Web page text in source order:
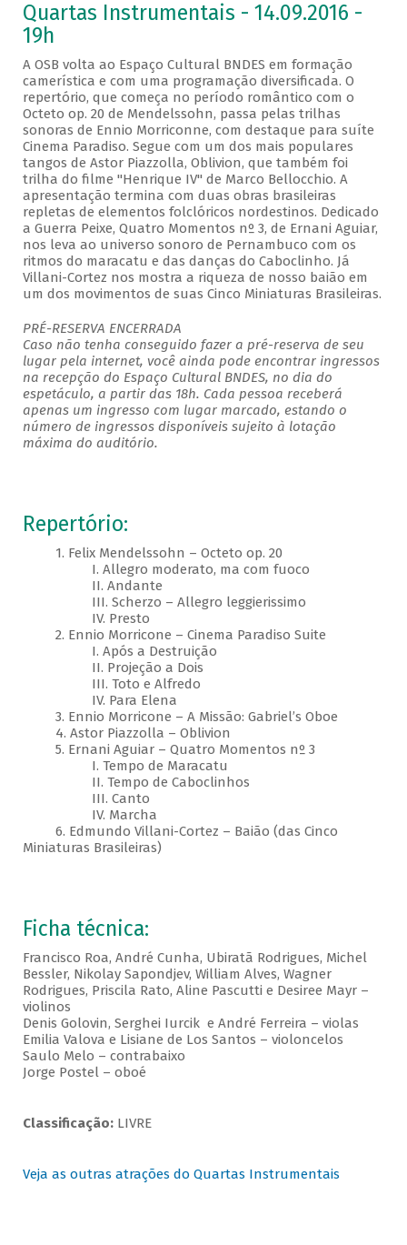
Quartas Instrumentais - 14.09.2016 -
19h
A OSB volta ao Espaço Cultural BNDES em formação
camerística e com uma programação diversificada. O
repertório, que começa no período romântico com o
Octeto op. 20 de Mendelssohn, passa pelas trilhas
sonoras de Ennio Morriconne, com destaque para suíte
Cinema Paradiso. Segue com um dos mais populares
tangos de Astor Piazzolla, Oblivion, que também foi
trilha do filme "Henrique IV" de Marco Bellocchio. A
apresentação termina com duas obras brasileiras
repletas de elementos folclóricos nordestinos. Dedicado
a Guerra Peixe, Quatro Momentos nº 3, de Ernani Aguiar,
nos leva ao universo sonoro de Pernambuco com os
ritmos do maracatu e das danças do Caboclinho. Já
Villani-Cortez nos mostra a riqueza de nosso baião em
um dos movimentos de suas Cinco Miniaturas Brasileiras.
PRÉ-RESERVA ENCERRADA
Caso não tenha conseguido fazer a pré-reserva de seu
lugar pela internet, você ainda pode encontrar ingressos
na recepção do Espaço Cultural BNDES, no dia do
espetáculo, a partir das 18h. Cada pessoa receberá
apenas um ingresso com lugar marcado, estando o
número de ingressos disponíveis sujeito à lotação
máxima do auditório.
Repertório:
1. Felix Mendelssohn – Octeto op. 20
I. Allegro moderato, ma com fuoco
II. Andante
III. Scherzo – Allegro leggierissimo
IV. Presto
2. Ennio Morricone – Cinema Paradiso Suite
I. Após a Destruição
II. Projeção a Dois
III. Toto e Alfredo
IV. Para Elena
3. Ennio Morricone – A Missão: Gabriel’s Oboe
4. Astor Piazzolla – Oblivion
5. Ernani Aguiar – Quatro Momentos nº 3
I. Tempo de Maracatu
II. Tempo de Caboclinhos
III. Canto
IV. Marcha
6. Edmundo Villani-Cortez – Baião (das Cinco
Miniaturas Brasileiras)
Ficha técnica:
Francisco Roa, André Cunha, Ubiratã Rodrigues, Michel
Bessler, Nikolay Sapondjev, William Alves, Wagner
Rodrigues, Priscila Rato, Aline Pascutti e Desiree Mayr –
violinos
Denis Golovin, Serghei Iurcik e André Ferreira – violas
Emilia Valova e Lisiane de Los Santos – violoncelos
Saulo Melo – contrabaixo
Jorge Postel – oboé
Classificação:LIVRE
Veja as outras atrações do Quartas Instrumentais